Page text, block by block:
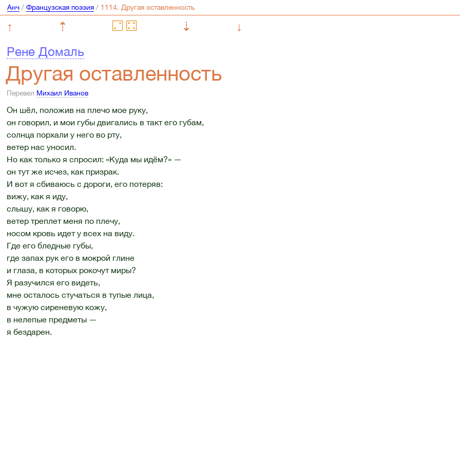
Анч/ Французская поэзия/
↑ ⇡ ⇣
↓
Рене Домаль
Другая оставленность
Перевел Михаил Иванов
Он шёл, положив на плечо мое руку,
он говорил, и мои губы двигались в такт его губам,
солнца порхали у него во рту,
ветер нас уносил.
Но как только я спросил: «Куда мы идём?» —
он тут же исчез, как призрак.
И вот я сбиваюсь с дороги, его потеряв:
вижу, как я иду,
слышу, как я говорю,
ветер треплет меня по плечу,
носом кровь идет у всех на виду.
Где его бледные губы,
где запах рук его в мокрой глине
и глаза, в которых рокочут миры?
Я разучился его видеть,
мне осталось стучаться в тупые лица,
в чужую сиреневую кожу,
в нелепые предметы —
я бездарен.